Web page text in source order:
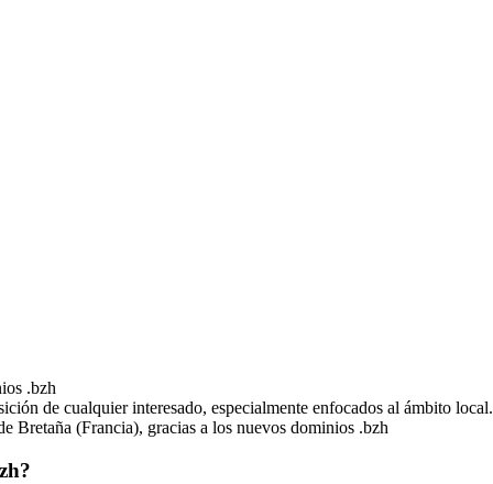
.bzh
de cualquier interesado, especialmente enfocados al ámbito local.
Bretaña (Francia), gracias a los nuevos dominios .bzh